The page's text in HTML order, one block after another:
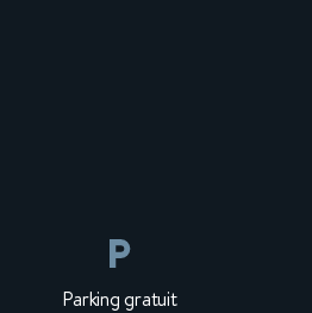
Parking gratuit